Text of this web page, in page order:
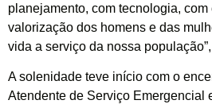
planejamento, com tecnologia,
valorização dos homens e das
vida a serviço da nossa
A solenidade teve início com o
Atendente de Serviço Emergencial